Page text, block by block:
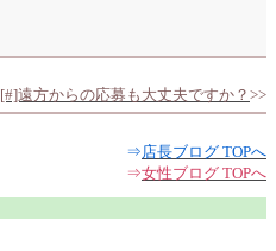
[#]遠方からの応募も大丈夫ですか？ >>
⇒ 店長ブログ TOPへ
⇒女性ブログ TOPへ